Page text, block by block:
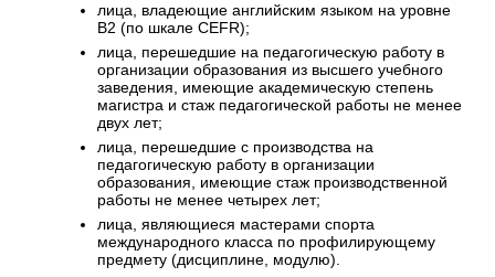
лица, владеющие английским языком на уровне
B2 (по шкале CEFR);
лица, перешедшие на педагогическую работу в
организации образования из высшего учебного
заведения, имеющие академическую степень
магистра и стаж педагогической работы не менее
двух лет;
лица, перешедшие с производства на
педагогическую работу в организации
образования, имеющие стаж производственной
работы не менее четырех лет;
лица, являющиеся мастерами спорта
международного класса по профилирующему
предмету (дисциплине, модулю).